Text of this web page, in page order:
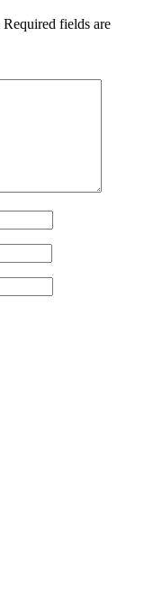
Required fields are